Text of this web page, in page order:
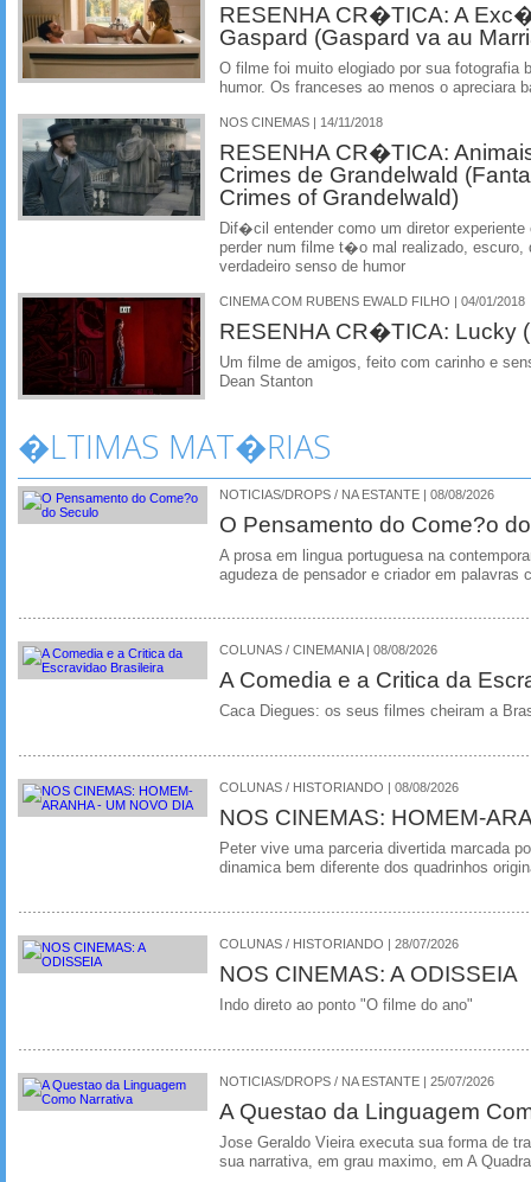
RESENHA CR�TICA: A
Gaspard (Gaspard va au
O filme foi muito elogiado por sua fotografia
humor. Os franceses ao menos o apreciara
NOS CINEMAS | 14/11/2018
RESENHA CR�TICA:
Crimes de Grandelwald
Crimes of Grandelwald)
Dif�cil entender como um diretor
perder num filme t�o mal realizado,
verdadeiro senso de humor
CINEMA COM RUBENS EWALD FILHO | 04/01/2018
RESENHA CR�TICA: Lucky
Um filme de amigos, feito com carinho e
Dean Stanton
�LTIMAS MAT�RIAS
NOTICIAS/DROPS / NA ESTANTE | 08/08/2026
O Pensamento do Come?o
A prosa em lingua portuguesa na
agudeza de pensador e criador em palavras
COLUNAS / CINEMANIA | 08/08/2026
A Comedia e a Critica da
Caca Diegues: os seus filmes cheiram a
COLUNAS / HISTORIANDO | 08/08/2026
NOS CINEMAS: HOMEM-
Peter vive uma parceria divertida marcada
dinamica bem diferente dos quadrinhos
COLUNAS / HISTORIANDO | 28/07/2026
NOS CINEMAS: A ODISSEIA
Indo direto ao ponto "O filme do ano"
NOTICIAS/DROPS / NA ESTANTE | 25/07/2026
A Questao da Linguagem
Jose Geraldo Vieira executa sua forma de
sua narrativa, em grau maximo, em A